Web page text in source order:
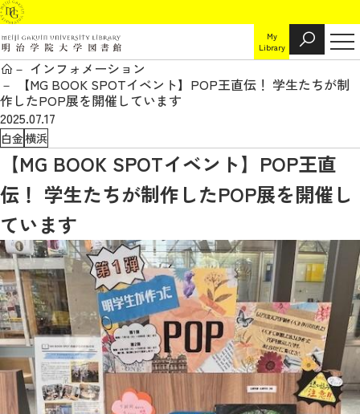
My
Library
インフォメーション
【MG BOOK SPOTイベント】POP王直伝！ 学生たちが制
作したPOP展を開催しています
2025.07.17
白金横浜
【MG BOOK SPOTイベント】POP王直
伝！ 学生たちが制作したPOP展を開催し
ています